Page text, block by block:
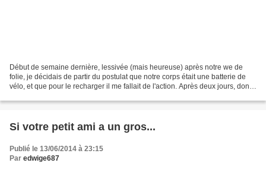
Début de semaine dernière, lessivée (mais heureuse) après notre we de
folie, je décidais de partir du postulat que notre corps était une batterie de
vélo, et que pour le recharger il me fallait de l'action. Après deux jours, dont
Si votre petit ami a un gros...
Publié le 13/06/2014 à 23:15
Par edwige687